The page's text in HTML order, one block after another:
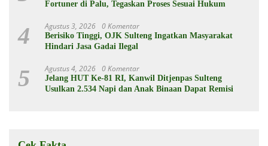
Fortuner di Palu, Tegaskan Proses Sesuai Hukum
4 Agustus 3, 2026 0 Komentar
Berisiko Tinggi, OJK Sulteng Ingatkan Masyarakat
Hindari Jasa Gadai Ilegal
5 Agustus 4, 2026 0 Komentar
Jelang HUT Ke-81 RI, Kanwil Ditjenpas Sulteng
Usulkan 2.534 Napi dan Anak Binaan Dapat Remisi